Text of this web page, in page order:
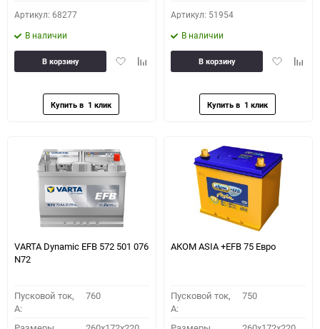
Артикул: 68277
В наличии
ДобавитьДобавить
В корзину
Артикул: 51954
В наличии
Добавить
В корзину
VARTA Dynamic EFB 572 501 076
N72
Пусковой ток,
A:
760
АКОМ ASIA +EFB 75 Евро
Пусковой ток,
A:
750